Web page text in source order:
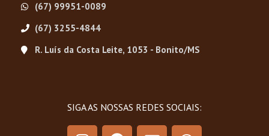
(67) 99951-0089
(67) 3255-4844
R. Luís da Costa Leite, 1053 - Bonito/MS
SIGA AS NOSSAS REDES SOCIAIS: